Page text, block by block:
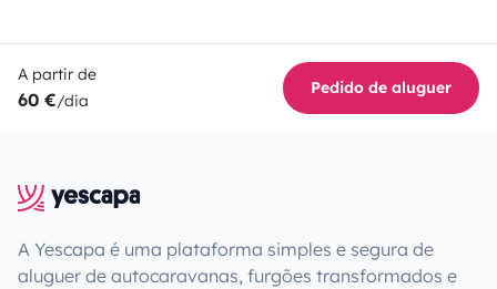
A partir de
60 €/dia
Pedido de aluguer
A Yescapa é uma plataforma simples e segura de
aluguer de autocaravanas, furgões transformados e